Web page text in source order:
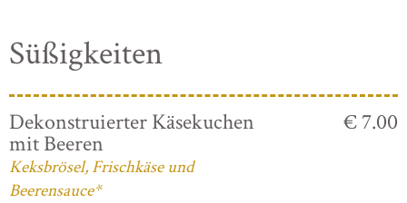
Süßigkeiten
Dekonstruierter Käsekuchen
mit Beeren
Keksbrösel, Frischkäse und
Beerensauce*
€ 7.00